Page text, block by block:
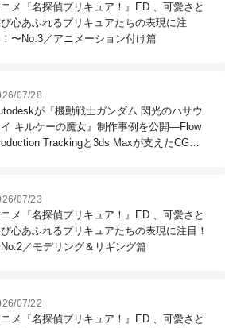
メ『名探偵プリキュア！』ED 、可愛さと
心あふれるプリキュアたちの表現に注
！〜No.3／アニメーション付け篇
07/28
が『機動戦士ガンダム 閃光のハサウ
イ キルケーの魔女』制作事例を公開―Flow
Trackingと3ds Maxが支えたCG制
07/23
メ『名探偵プリキュア！』ED 、可愛さと
心あふれるプリキュアたちの表現に注目！
／モデリング＆リギング篇
07/22
メ『名探偵プリキュア！』ED 、可愛さと